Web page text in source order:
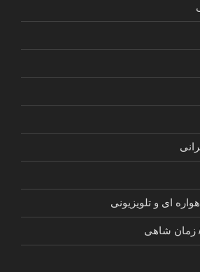
ای و تلویزیونی
/ زمان شاهی